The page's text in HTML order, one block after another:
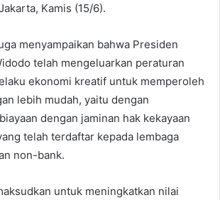
Kamis (15/6).
menyampaikan bahwa Presiden
telah mengeluarkan peraturan
ekonomi kreatif untuk memperoleh
lebih mudah, yaitu dengan
dengan jaminan hak kekayaan
telah terdaftar kepada lembaga
non-bank.
untuk meningkatkan nilai